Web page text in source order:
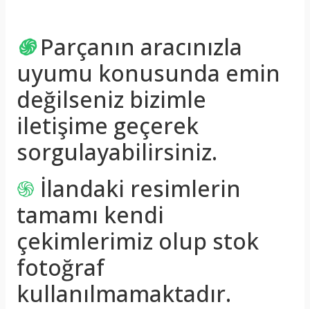
֍ Parçanın aracınızla
uyumu konusunda emin
değilseniz bizimle
iletişime geçerek
sorgulayabilirsiniz.
֍ İlandaki resimlerin
tamamı kendi
çekimlerimiz olup stok
fotoğraf
kullanılmamaktadır.